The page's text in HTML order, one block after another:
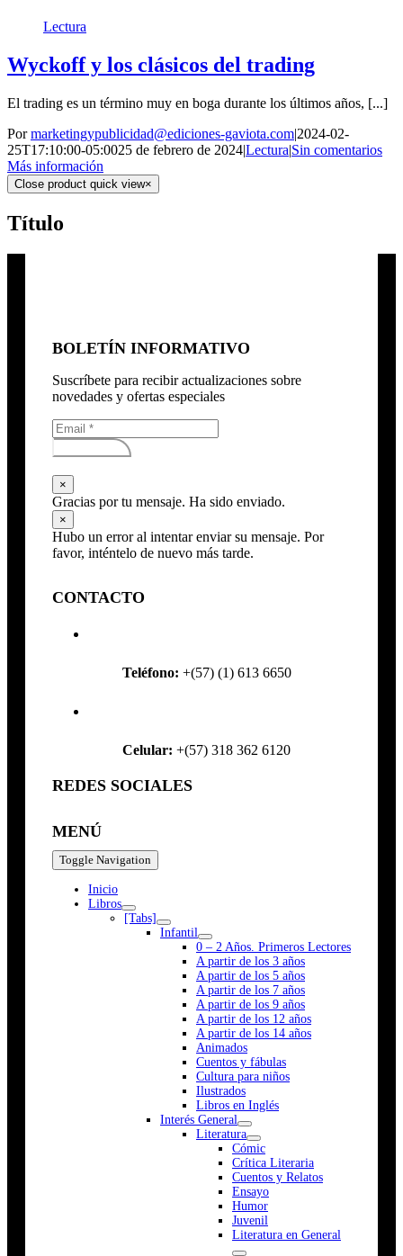
Lectura
Wyckoff y los clásicos del trading
El trading es un término muy en boga durante los últimos años, [...]
Pormarketingypublicidad@ediciones-gaviota.com|2024-02-
25T17:10:00-05:0025 de febrero de 2024|Lectura|Sin comentarios
Más información
Close product quick view×
Título
BOLETÍN INFORMATIVO
Suscríbete para recibir actualizaciones sobre
novedades y ofertas especiales
Subscribirse
×
Gracias por tu mensaje. Ha sido enviado.
×
Hubo un error al intentar enviar su mensaje. Por
favor, inténtelo de nuevo más tarde.
CONTACTO
Teléfono: +(57) (1) 613 6650
Celular: +(57) 318 362 6120
REDES SOCIALES
MENÚ
Toggle Navigation
Inicio
Libros
[Tabs]
Infantil
0 – 2 Años. Primeros Lectores
A partir de los 3 años
A partir de los 5 años
A partir de los 7 años
A partir de los 9 años
A partir de los 12 años
A partir de los 14 años
Animados
Cuentos y fábulas
Cultura para niños
Ilustrados
Libros en Inglés
Interés General
Literatura
Cómic
Crítica Literaria
Cuentos y Relatos
Ensayo
Humor
Juvenil
Literatura en General